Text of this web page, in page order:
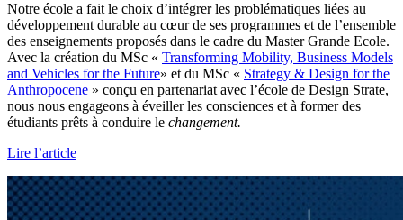
Notre école a fait le choix d’intégrer les problématiques liées au
développement durable au cœur de ses programmes et de l’ensemble
des enseignements proposés dans le cadre du Master Grande Ecole.
Avec la création du MSc « Transforming Mobility, Business Models
and Vehicles for the Future» et du MSc « Strategy & Design for the
Anthropocene » conçu en partenariat avec l’école de Design Strate,
nous nous engageons à éveiller les consciences et à former des
étudiants prêts à conduire le changement.
Lire l’article